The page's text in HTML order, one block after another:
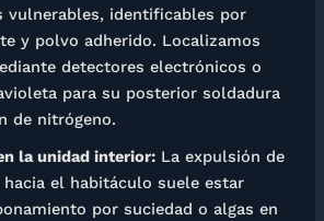
vulnerables, identificables por
y polvo adherido. Localizamos
detectores electrónicos o
para su posterior soldadura
de nitrógeno.
la unidad interior:La expulsión de
hacia el habitáculo suele estar
por suciedad o algas en